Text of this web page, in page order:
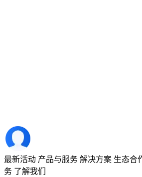
最新活动 产品与服务 解决方案 生态合
务 了解我们